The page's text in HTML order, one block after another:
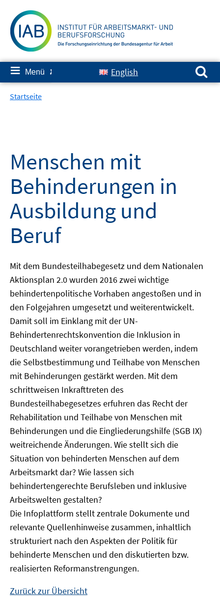
zum
Inhalt
≡ Menü ✘ English
Suchen nach:
Startseite
Menschen mit
Behinderungen in
Ausbildung und
Beruf
Mit dem Bundesteilhabegesetz und dem Nationalen
Aktionsplan 2.0 wurden 2016 zwei wichtige
behindertenpolitische Vorhaben angestoßen und in
den Folgejahren umgesetzt und weiterentwickelt.
Damit soll im Einklang mit der UN-
Behindertenrechtskonvention die Inklusion in
Deutschland weiter vorangetrieben werden, indem
die Selbstbestimmung und Teilhabe von Menschen
mit Behinderungen gestärkt werden. Mit dem
schrittweisen Inkrafttreten des
Bundesteilhabegesetzes erfuhren das Recht der
Rehabilitation und Teilhabe von Menschen mit
Behinderungen und die Eingliederungshilfe (SGB IX)
weitreichende Änderungen. Wie stellt sich die
Situation von behinderten Menschen auf dem
Arbeitsmarkt dar? Wie lassen sich
behindertengerechte Berufsleben und inklusive
Arbeitswelten gestalten?
Die Infoplattform stellt zentrale Dokumente und
relevante Quellenhinweise zusammen, inhaltlich
strukturiert nach den Aspekten der Politik für
behinderte Menschen und den diskutierten bzw.
realisierten Reformanstrengungen.
Zurück zur Übersicht